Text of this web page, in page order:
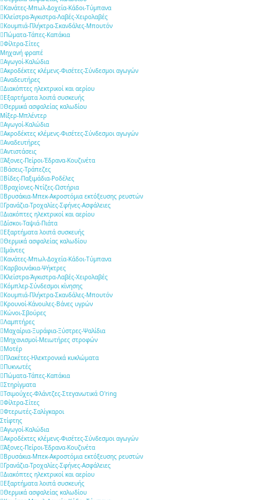
Κανάτες-Μπωλ-Δοχεία-Κάδοι-Τύμπανα
Κλείστρα-Άγκιστρα-Λαβές-Χειρολαβές
Κουμπιά-Πλήκτρα-Σκανδάλες-Μπουτόν
Πώματα-Τάπες-Καπάκια
Φίλτρα-Σίτες
Μηχανή φραπέ
Αγωγοί-Καλώδια
Ακροδέκτες κλέμενς-Φισέτες-Σύνδεσμοι αγωγών
Αναδευτήρες
Διακόπτες ηλεκτρικοί και αερίου
Εξαρτήματα λοιπά συσκευής
Θερμικά ασφαλείας καλωδίου
Μίξερ-Μπλέντερ
Αγωγοί-Καλώδια
Ακροδέκτες κλέμενς-Φισέτες-Σύνδεσμοι αγωγών
Αναδευτήρες
Αντιστάσεις
Άξονες-Πείροι-Έδρανα-Κουζινέτα
Βάσεις-Τράπεζες
Βίδες-Παξιμάδια-Ροδέλες
Βραχίονες-Ντίζες-Ωστήρια
Βρυσάκια-Μπεκ-Ακροστόμια εκτόξευσης ρευστών
Γρανάζια-Τροχαλίες-Σφήνες-Ασφάλειες
Διακόπτες ηλεκτρικοί και αερίου
Δίσκοι-Ταψιά-Πιάτα
Εξαρτήματα λοιπά συσκευής
Θερμικά ασφαλείας καλωδίου
Ιμάντες
Κανάτες-Μπωλ-Δοχεία-Κάδοι-Τύμπανα
Καρβουνάκια-Ψήκτρες
Κλείστρα-Άγκιστρα-Λαβές-Χειρολαβές
Κόμπλερ-Σύνδεσμοι κίνησης
Κουμπιά-Πλήκτρα-Σκανδάλες-Μπουτόν
Κρουνοί-Κάνουλες-Βάνες υγρών
Κώνοι-Σβούρες
Λαμπτήρες
Μαχαίρια-Ξυράφια-Ξύστρες-Ψαλίδια
Μηχανισμοί-Μειωτήρες στροφών
Μοτέρ
Πλακέτες-Ηλεκτρονικά κυκλώματα
Πυκνωτές
Πώματα-Τάπες-Καπάκια
Στηρίγματα
Τσιμούχες-Φλάντζες-Στεγανωτικά O'ring
Φίλτρα-Σίτες
Φτερωτές-Σαλίγκαροι
Στίφτης
Αγωγοί-Καλώδια
Ακροδέκτες κλέμενς-Φισέτες-Σύνδεσμοι αγωγών
Άξονες-Πείροι-Έδρανα-Κουζινέτα
Βρυσάκια-Μπεκ-Ακροστόμια εκτόξευσης ρευστών
Γρανάζια-Τροχαλίες-Σφήνες-Ασφάλειες
Διακόπτες ηλεκτρικοί και αερίου
Εξαρτήματα λοιπά συσκευής
Θερμικά ασφαλείας καλωδίου